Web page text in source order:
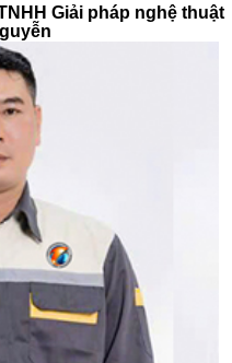
Giải pháp nghệ thuật